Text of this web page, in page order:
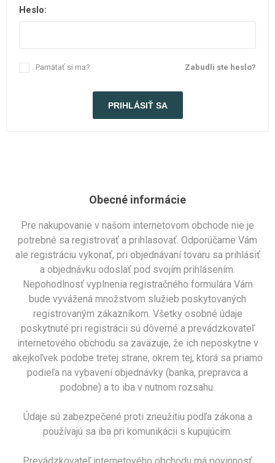
Heslo:
Zabudli ste heslo?
Pamätať si ma?
Obecné informácie
Pre nakupovanie v našom internetovom obchode nie je
potrebné sa registrovať a prihlasovať. Odporúčame Vám
ale registráciu vykonať, pri objednávaní tovaru sa prihlásiť
a objednávku odoslať pod svojím prihlásením.
Nepohodlnosť vyplnenia registračného formulára Vám
bude vyvážená množstvom služieb poskytovaných
registrovaným zákazníkom. Všetky osobné údaje
poskytnuté pri registrácii sú dôverné a prevádzkovateľ
internetového obchodu sa zaväzuje, že ich neposkytne v
akejkoľvek podobe tretej strane, okrem tej, ktorá sa priamo
podieľa na vybavení objednávky (banka, prepravca a
podobne) a to iba v nutnom rozsahu.
Údaje sú zabezpečené proti zneužitiu podľa zákona a
používajú sa iba pri komunikácii s kupujúcim.